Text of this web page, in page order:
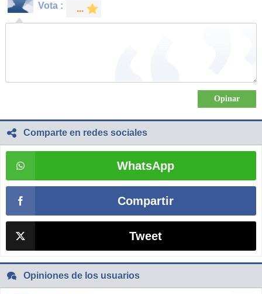
Vota :
Comparte en redes sociales
WhatsApp
Compartir
Tweet
Opiniones de los usuarios